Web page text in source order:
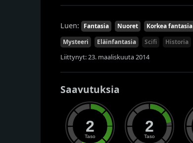
Luen: Fantasia Nuoret Korkea fantasia
Mysteeri
Eläinfantasia Scifi Historia
Liittynyt: 23. maaliskuuta 2014
Saavutuksia
2
Taso
2
Taso